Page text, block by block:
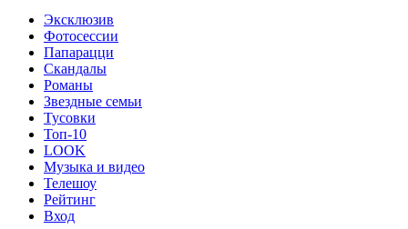
Эксклюзив
Фотосессии
Папарацци
Скандалы
Романы
Звездные семьи
Тусовки
Топ-10
LOOK
Музыка и видео
Телешоу
Рейтинг
Вход